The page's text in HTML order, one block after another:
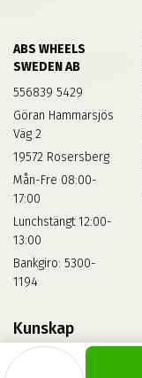
ABS WHEELS
SWEDEN AB
556839 5429
Göran Hammarsjös
Väg 2
19572 Rosersberg
Mån-Fre 08:00-
17:00
Lunchstängt 12:00-
13:00
Bankgiro: 5300-
1194
Kunskap
Däckskola